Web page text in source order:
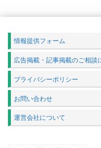
情報提供フォーム
広告掲載・記事掲載のご相談
プライバシーポリシー
お問い合わせ
運営会社について